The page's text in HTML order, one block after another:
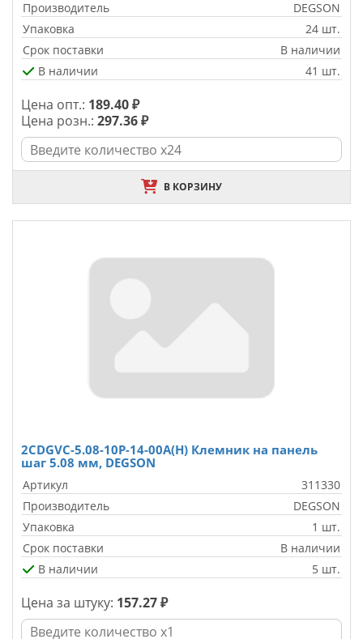
Производитель
DEGSON
Упаковка
24 шт.
Срок поставки
В наличии
В наличии
41 шт.
Цена опт.: 189.40 ₽
Цена розн.: 297.36 ₽
В КОРЗИНУ
2CDGVC-5.08-10P-14-00A(H) Клемник на панель
шаг 5.08 мм, DEGSON
Артикул
311330
Производитель
DEGSON
Упаковка
1 шт.
Срок поставки
В наличии
В наличии
5 шт.
Цена за штуку: 157.27 ₽